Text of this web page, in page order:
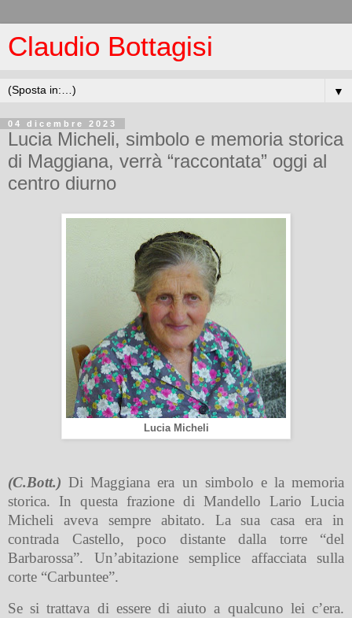
Claudio Bottagisi
▼
04 dicembre 2023
Lucia Micheli, simbolo e memoria storica
di Maggiana, verrà “raccontata” oggi al
centro diurno
Lucia Micheli
(C.Bott.) Di Maggiana era un simbolo e la memoria
storica. In questa frazione di Mandello Lario Lucia
Micheli aveva sempre abitato. La sua casa era in
contrada Castello, poco distante dalla torre “del
Barbarossa”. Un’abitazione semplice affacciata sulla
corte “Carbuntee”.
Se si trattava di essere di aiuto a qualcuno lei c’era.